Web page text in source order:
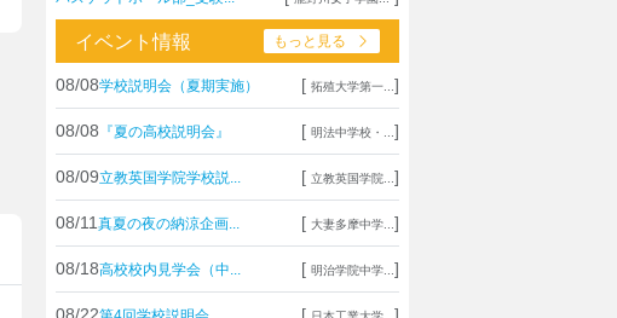
イベント情報 もっと見る
08/08学校説明会（夏期実施） [ 拓殖大学第一... ]
08/08 『夏の高校説明会』 [ 明法中学校・... ]
08/09立教英国学院学校説... [ 立教英国学院... ]
08/11 真夏の夜の納涼企画... [ 大妻多摩中学... ]
08/18高校校内見学会（中... [ 明治学院中学... ]